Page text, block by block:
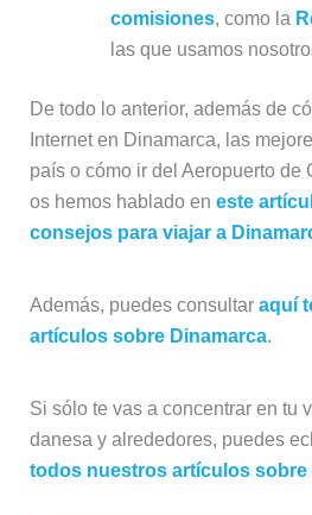
comisiones, como la
las que usamos
De todo lo anterior, además de
Internet en Dinamarca, las
país o cómo ir del Aeropuerto de
os hemos hablado en este
consejos para viajar a
Además, puedes consultar aquí
artículos sobre Dinamarca.
Si sólo te vas a concentrar en tu
danesa y alrededores, puedes
todos nuestros artículos sobre